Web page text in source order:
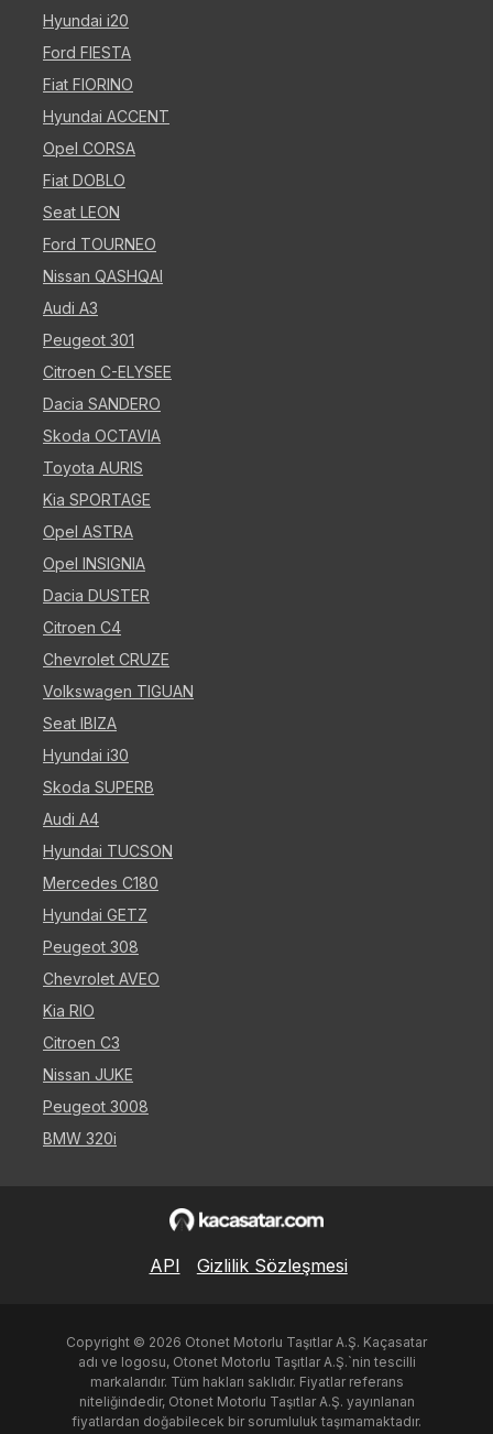
Hyundai i20
Ford FIESTA
Fiat FIORINO
Hyundai ACCENT
Opel CORSA
Fiat DOBLO
Seat LEON
Ford TOURNEO
Nissan QASHQAI
Audi A3
Peugeot 301
Citroen C-ELYSEE
Dacia SANDERO
Skoda OCTAVIA
Toyota AURIS
Kia SPORTAGE
Opel ASTRA
Opel INSIGNIA
Dacia DUSTER
Citroen C4
Chevrolet CRUZE
Volkswagen TIGUAN
Seat IBIZA
Hyundai i30
Skoda SUPERB
Audi A4
Hyundai TUCSON
Mercedes C180
Hyundai GETZ
Peugeot 308
Chevrolet AVEO
Kia RIO
Citroen C3
Nissan JUKE
Peugeot 3008
BMW 320i
API Gizlilik Sözleşmesi
Copyright © 2026 Otonet Motorlu Taşıtlar A.Ş. Kaçasatar
adı ve logosu, Otonet Motorlu Taşıtlar A.Ş.`nin tescilli
markalarıdır. Tüm hakları saklıdır. Fiyatlar referans
niteliğindedir, Otonet Motorlu Taşıtlar A.Ş. yayınlanan
fiyatlardan doğabilecek bir sorumluluk taşımamaktadır.